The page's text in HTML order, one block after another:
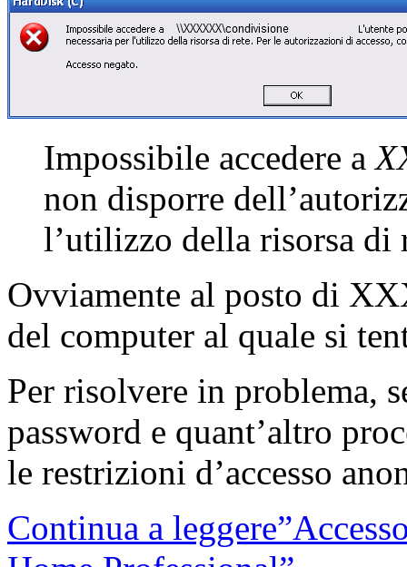
Impossibile accedere a
non disporre
l’utilizzo della risorsa di
Ovviamente al posto di
del computer al quale si
Per risolvere in problema,
password e quant’altro
le restrizioni d’accesso
Continua a